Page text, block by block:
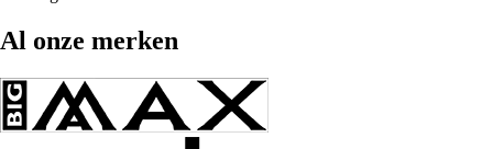
Al onze merken